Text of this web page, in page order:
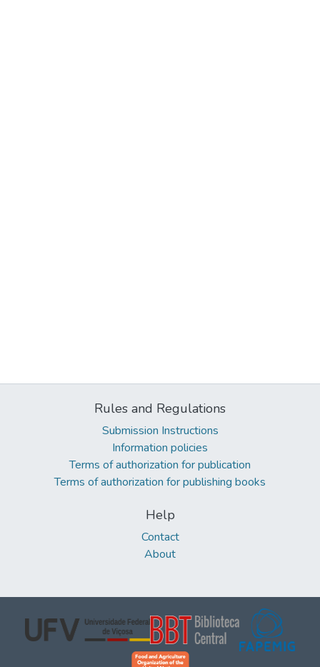
Rules and Regulations
Submission Instructions
Information policies
Terms of authorization for publication
Terms of authorization for publishing books
Help
Contact
About